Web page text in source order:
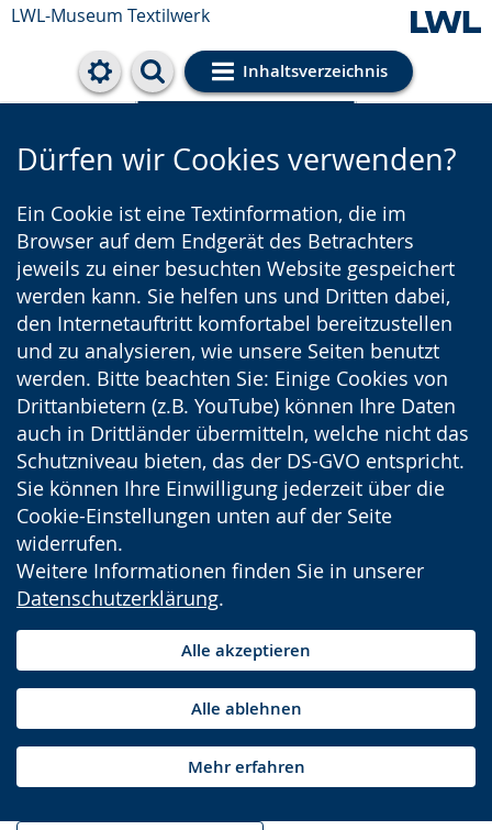
LWL-Museum Textilwerk
Inhaltsverzeichnis
Cookie-Einstellungen
Dürfen wir Cookies verwenden?
Ein Cookie ist eine Textinformation, die im
Browser auf dem Endgerät des Betrachters
jeweils zu einer besuchten Website gespeichert
werden kann. Sie helfen uns und Dritten dabei,
den Internetauftritt komfortabel bereitzustellen
und zu analysieren, wie unsere Seiten benutzt
werden. Bitte beachten Sie: Einige Cookies von
Drittanbietern (z.B. YouTube) können Ihre Daten
auch in Drittländer übermitteln, welche nicht das
Schutzniveau bieten, das der DS-GVO entspricht.
Sie können Ihre Einwilligung jederzeit über die
Cookie-Einstellungen unten auf der Seite
widerrufen.
Weitere Informationen finden Sie in unserer
Datenschutzerklärung.
Alle akzeptieren
Alle ablehnen
Mehr erfahren